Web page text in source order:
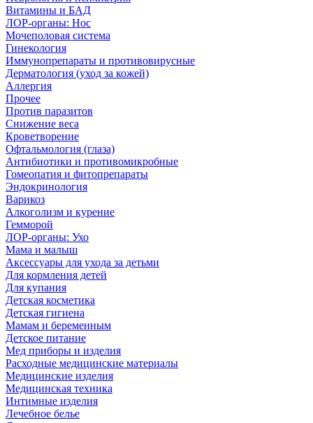
Витамины и БАД
ЛОР-органы: Нос
Мочеполовая система
Гинекология
Иммунопрепараты и противовирусные
Дерматология (уход за кожей)
Аллергия
Прочее
Против паразитов
Снижение веса
Кроветворение
Офтальмология (глаза)
Антибиотики и противомикробные
Гомеопатия и фитопрепараты
Эндокринология
Варикоз
Алкоголизм и курение
Гемморой
ЛОР-органы: Ухо
Мама и малыш
Аксессуары для ухода за детьми
Для кормления детей
Для купания
Детская косметика
Детская гигиена
Мамам и беременным
Детское питание
Мед приборы и изделия
Расходные медицинские материалы
Медицинские изделия
Медицинская техника
Интимные изделия
Лечебное белье